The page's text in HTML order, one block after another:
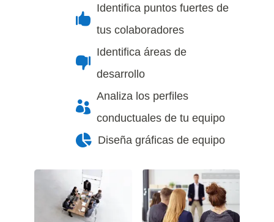

Identifica puntos fuertes de
tus colaboradores

Identifica áreas de
desarrollo

Analiza los perfiles
conductuales de tu equipo
 Diseña gráficas de equipo